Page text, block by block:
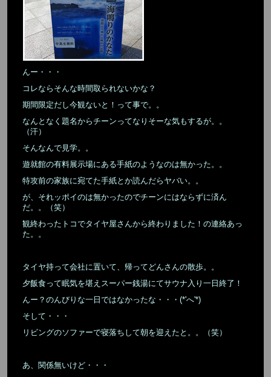
んー・・・
コレならそんな時間取られないかな？
期間限定だし今観ないと！って事で。。
なんとなく題名からチーンってなりそーな気もするが。。
（汗）
そんなんで見学。。
遊就館の有料展示場にある手紙のようなのは無かった。。
特攻前の家族に宛てた手紙とか読んだらヤバい。。
が、それッポイのは無かったのでチーンにはならずに済ん
だ。。（笑）
観終わったトコでタイヤ屋さんから終わりました！の連絡あっ
た。。
タイヤ持って会社に置いて、帰ってどんさんの散歩。。
夕飯食って眠気を堪えスーパー銭湯にてサウナ入り一日終了！
んー？のんびりな一日ではなかったな・・・(*'へ'*)
そして・・・
リビングのソファーで寝落ちして朝を迎えたと。。（笑）
あ、関係無いけど・・・